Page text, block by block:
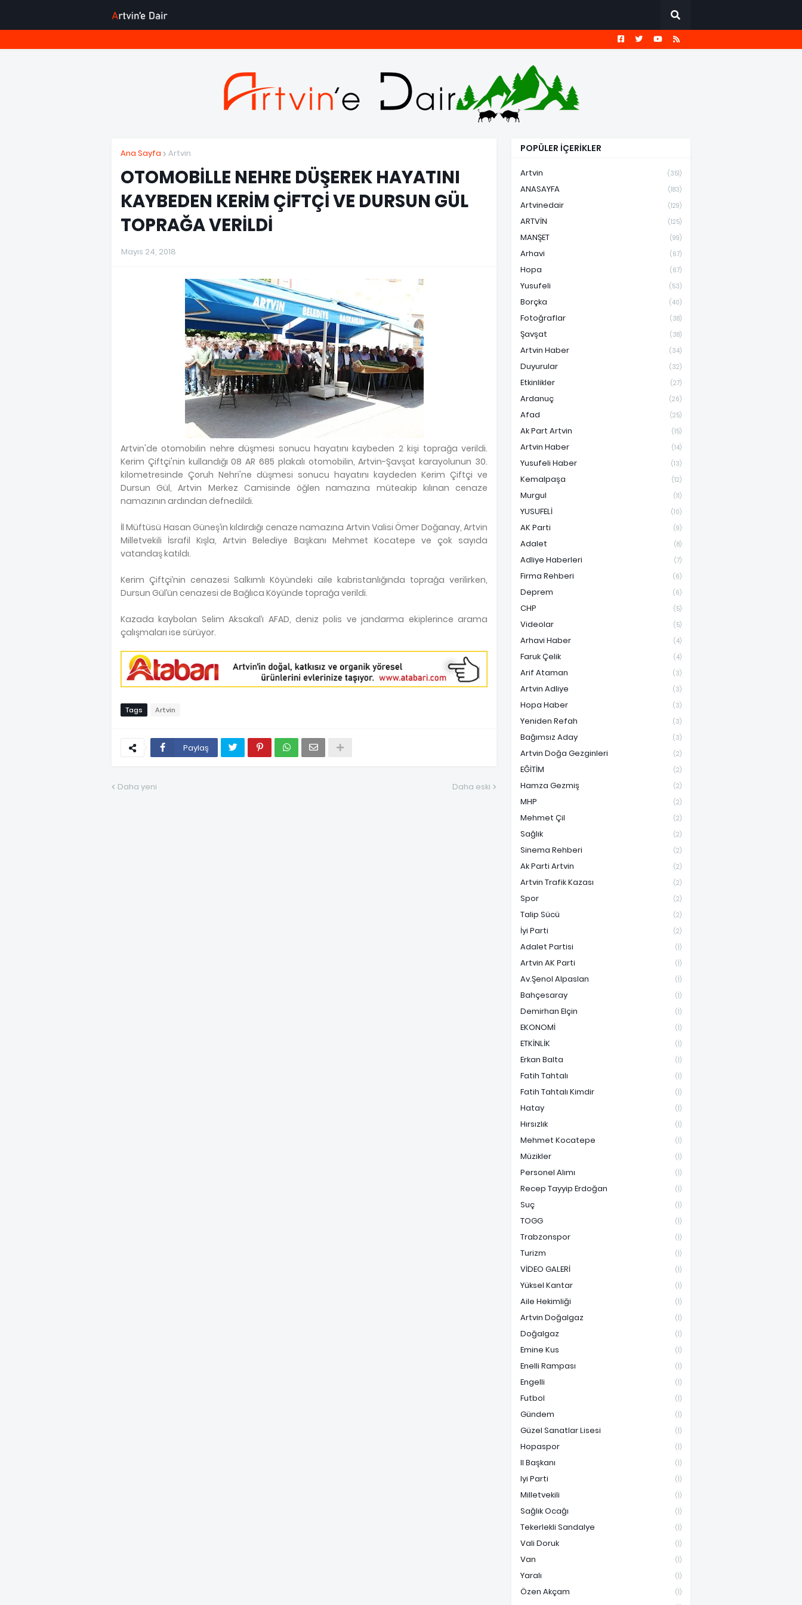
Ana Sayfa Artvin
OTOMOBİLLE NEHRE DÜŞEREK HAYATINI
KAYBEDEN KERİM ÇİFTÇİ VE DURSUN GÜL
TOPRAĞA VERİLDİ
Mayıs 24, 2018
Artvin'de otomobilin nehre düşmesi sonucu hayatını kaybeden 2 kişi toprağa verildi.
Kerim Çiftçi'nin kullandığı 08 AR 685 plakalı otomobilin, Artvin-Şavşat karayolunun 30.
kilometresinde Çoruh Nehri'ne düşmesi sonucu hayatını kaydeden Kerim Çiftçi ve
Dursun Gül, Artvin Merkez Camisinde öğlen namazına müteakip kılınan cenaze
namazının ardından defnedildi.
İl Müftüsü Hasan Güneş’in kıldırdığı cenaze namazına Artvin Valisi Ömer Doğanay, Artvin
Milletvekili İsrafil Kışla, Artvin Belediye Başkanı Mehmet Kocatepe ve çok sayıda
vatandaş katıldı.
Kerim Çiftçi’nin cenazesi Salkımlı Köyündeki aile kabristanlığında toprağa verilirken,
Dursun Gül’ün cenazesi de Bağlıca Köyünde toprağa verildi.
Kazada kaybolan Selim Aksakal’ı AFAD, deniz polis ve jandarma ekiplerince arama
çalışmaları ise sürüyor.
Tags Artvin
Paylaş
Daha yeni Daha eski
POPÜLER İÇERİKLER
Artvin (351)
ANASAYFA (183)
Artvinedair (129)
ARTVİN (125)
MANŞET (99)
Arhavi (67)
Hopa (67)
Yusufeli (53)
Borçka (40)
Fotoğraflar (38)
Şavşat (38)
Artvin Haber (34)
Duyurular (32)
Etkinlikler (27)
Ardanuç (26)
Afad (25)
Ak Part Artvin (15)
Artvin Haber (14)
Yusufeli Haber (13)
Kemalpaşa (12)
Murgul (11)
YUSUFELİ (10)
AK Parti (9)
Adalet (8)
Adliye Haberleri (7)
Firma Rehberi (6)
Deprem (6)
CHP (5)
Videolar (5)
Arhavi Haber (4)
Faruk Çelik (4)
Arif Ataman (3)
Artvin Adliye (3)
Hopa Haber (3)
Yeniden Refah (3)
Bağımsız Aday (3)
Artvin Doğa Gezginleri (2)
EĞİTİM (2)
Hamza Gezmiş (2)
MHP (2)
Mehmet Çil (2)
Sağlık (2)
Sinema Rehberi (2)
Ak Parti Artvin (2)
Artvin Trafik Kazası (2)
Spor (2)
Talip Sücü (2)
İyi Parti (2)
Adalet Partisi (1)
Artvin AK Parti (1)
Av.Şenol Alpaslan (1)
Bahçesaray (1)
Demirhan Elçin (1)
EKONOMİ (1)
ETKİNLİK (1)
Erkan Balta (1)
Fatih Tahtalı (1)
Fatih Tahtalı Kimdir (1)
Hatay (1)
Hırsızlık (1)
Mehmet Kocatepe (1)
Müzikler (1)
Personel Alımı (1)
Recep Tayyip Erdoğan (1)
Suç (1)
TOGG (1)
Trabzonspor (1)
Turizm (1)
VİDEO GALERİ (1)
Yüksel Kantar (1)
Aile Hekimliği (1)
Artvin Doğalgaz (1)
Doğalgaz (1)
Emine Kus (1)
Enelli Rampası (1)
Engelli (1)
Futbol (1)
Gündem (1)
Güzel Sanatlar Lisesi (1)
Hopaspor (1)
Il Başkanı (1)
Iyi Parti (1)
Milletvekili (1)
Sağlık Ocağı (1)
Tekerlekli Sandalye (1)
Vali Doruk (1)
Van (1)
Yaralı (1)
Özen Akçam (1)